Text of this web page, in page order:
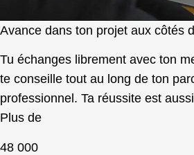
Avance dans ton projet aux côtés
Tu échanges librement avec ton
te conseille tout au long de ton
professionnel. Ta réussite est
Plus de
48 000